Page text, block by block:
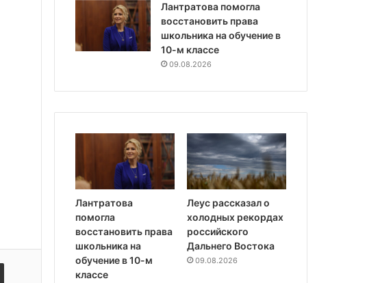
Поделиться через электронную почту
Лантратова помогла
восстановить права
школьника на обучение в
10-м классе
09.08.2026
Лантратова
помогла
восстановить права
школьника на
обучение в 10-м
классе
Леус рассказал о
холодных рекордах
российского
Дальнего Востока
09.08.2026